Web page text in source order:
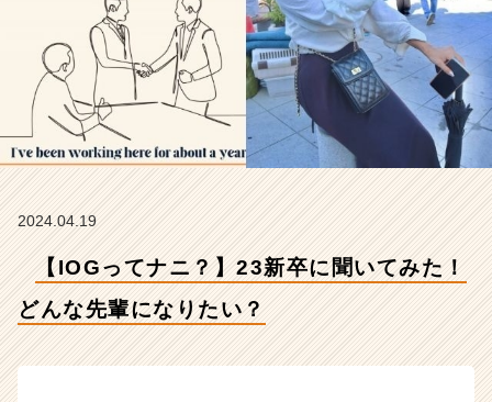
に
な
り
た
い？
ン
ア
ウ
ト
グ
2024.04.19
【IOGってナニ？】23新卒に聞いてみた！
どんな先輩になりたい？